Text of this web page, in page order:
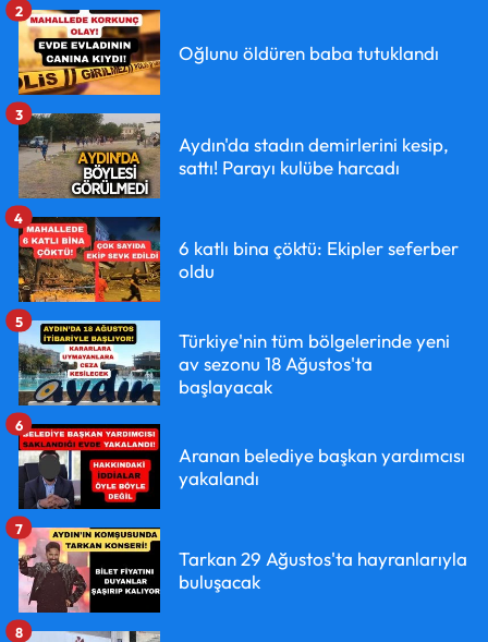
Oğlunu öldüren baba tutuklandı
2
Aydın'da stadın demirlerini kesip,
sattı! Parayı kulübe harcadı
3
6 katlı bina çöktü: Ekipler seferber
oldu
4
Türkiye'nin tüm bölgelerinde yeni
av sezonu 18 Ağustos'ta
başlayacak
5
Aranan belediye başkan yardımcısı
yakalandı
6
Tarkan 29 Ağustos'ta hayranlarıyla
buluşacak
7
8